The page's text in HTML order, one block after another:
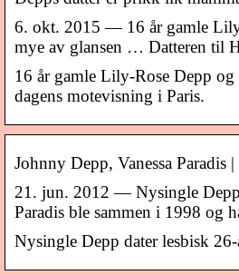
6. okt. 2015 — 16 år gamle
mye av glansen … Datteren til
16 år gamle Lily-Rose Depp og
dagens motevisning i Paris.
Johnny Depp, Vanessa Paradis
21. jun. 2012 — Nysingle
Paradis ble sammen i 1998 og
Nysingle Depp dater lesbisk